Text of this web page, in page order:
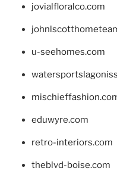
jovialfloralco.com
u-seehomes.com
eduwyre.com
retro-interiors.com
theblvd-boise.com